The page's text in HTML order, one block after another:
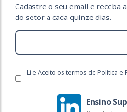
Cadastre o seu email e receba
do setor a cada quinze dias.
Li e Aceito os termos de Política e
Ensino